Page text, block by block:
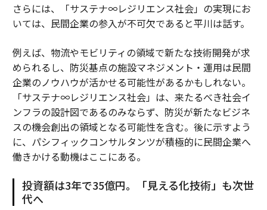
さらには、「サステナ∞レジリエンス社会」の実現にお
いては、民間企業の参入が不可欠であると平川は話す。
例えば、物流やモビリティの領域で新たな技術開発が求
められるし、防災基点の施設マネジメント・運用は民間
企業のノウハウが活かせる可能性があるかもしれない。
「サステナ∞レジリエンス社会」は、来たるべき社会イ
ンフラの設計図であるのみならず、防災が新たなビジネ
スの機会創出の領域となる可能性を含む。後に示すよう
に、パシフィックコンサルタンツが積極的に民間企業へ
働きかける動機はここにある。
投資額は3年で35億円。「見える化技術」も次世
代へ